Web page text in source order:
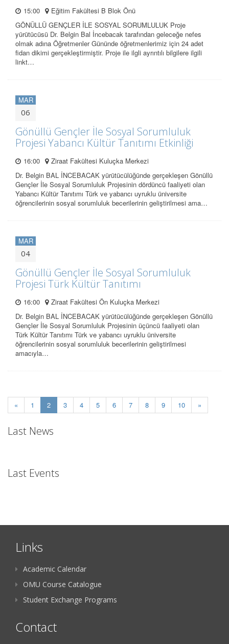
15:00
Eğitim Fakültesi B Blok Önü
GÖNÜLLÜ GENÇLER İLE SOSYAL SORUMLULUK Proje
yürütücüsü Dr. Belgin Bal İncebacak tarafından geleceğe nefes
olmak adına Öğretmenler Gününde öğretmenlerimiz için 24 adet
fidan dikimi gerçekleştirmiştir. Proje ile ilgli ayrıntılı bilgilere ilgili
linkt…
MAR
06
Gönüllü Gençler İle Sosyal Sorumluluk
Projesi Yabancı Kültür Tanıtımı Etkinliği
16:00
Ziraat Fakültesi Kuluçka Merkezi
Dr. Belgin BAL İNCEBACAK yürütücülüğünde gerçekleşen Gönüllü
Gençler İle Sosyal Sorumluluk Projesinin dördüncü faaliyeti olan
Yabancı Kültür Tanıtımı Türk ve yabancı uyruklu üniversite
öğrencilerinin sosyal sorumluluk becerilerinin geliştirilmesi ama…
MAR
04
Gönüllü Gençler İle Sosyal Sorumluluk
Projesi Türk Kültür Tanıtımı
16:00
Ziraat Fakültesi Ön Kuluçka Merkezi
Dr. Belgin BAL İNCEBACAK yürütücülüğünde gerçekleşen Gönüllü
Gençler İle Sosyal Sorumluluk Projesinin üçüncü faaliyeti olan
Türk Kültür Tanıtımı Türk ve yabancı uyruklu üniversite
öğrencilerinin sosyal sorumluluk becerilerinin geliştirilmesi
amacıyla…
« 1 2(current)
3 4 5 6 7 8 9 10 »
Last News
Last Events
Links
Academic Calendar
OMU Course Catalogue
Student Exchange Programs
Contact